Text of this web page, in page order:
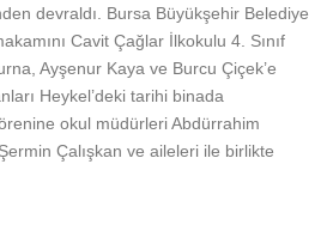
devraldı. Bursa Büyükşehir Belediye
Cavit Çağlar İlkokulu 4. Sınıf
Ayşenur Kaya ve Burcu Çiçek’e
Heykel’deki tarihi binada
okul müdürleri Abdürrahim
Çalışkan ve aileleri ile birlikte